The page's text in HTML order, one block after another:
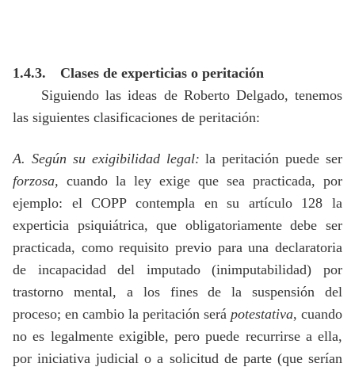
1.4.3.
Clases de experticias o peritación
Siguiendo las ideas de Roberto Delgado, tenemos
las siguientes clasificaciones de peritación:
A. Según su exigibilidad legal:la peritación puede ser
forzosa, cuando la ley exige que sea practicada, por
ejemplo: el COPP contempla en su artículo 128 la
experticia psiquiátrica, que obligatoriamente debe ser
practicada, como requisito previo para una declaratoria
de incapacidad del imputado (inimputabilidad) por
trastorno mental, a los fines de la suspensión del
proceso; en cambio la peritación será potestativa, cuando
no es legalmente exigible, pero puede recurrirse a ella,
por iniciativa judicial o a solicitud de parte (que serían